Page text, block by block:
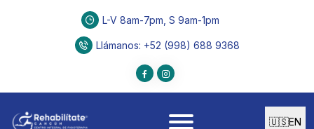
L-V 8am-7pm, S 9am-1pm
Llámanos: +52 (998) 688 9368
🇺🇸EN